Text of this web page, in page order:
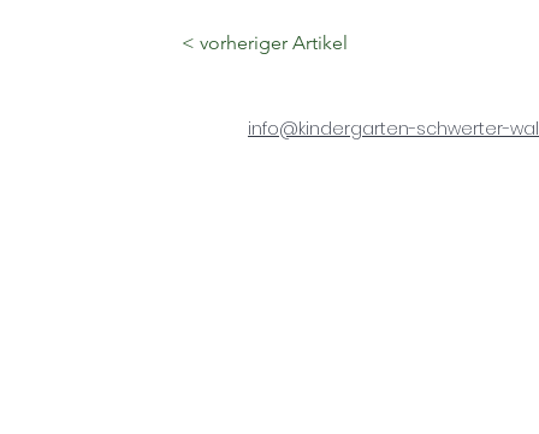
< vorheriger Artikel
info@kindergarten-schwerter-